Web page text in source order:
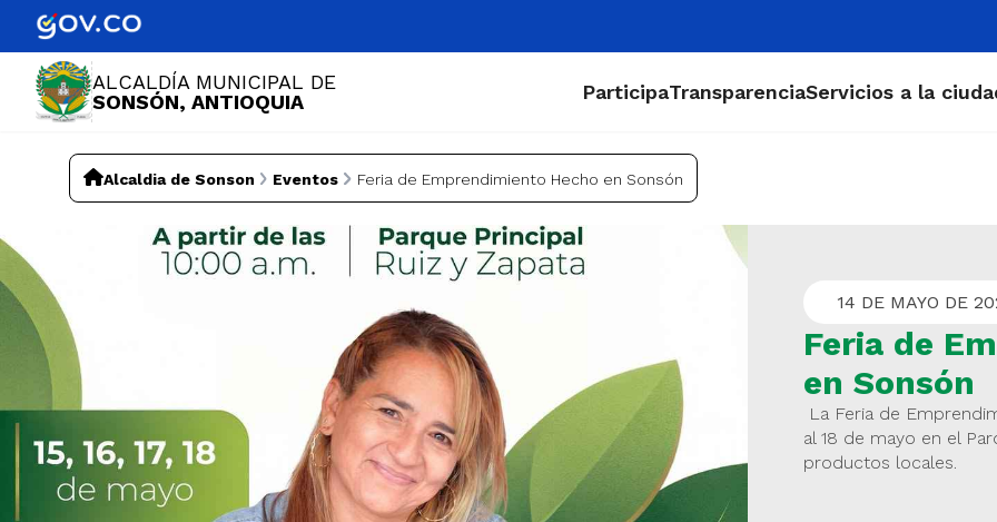
ALCALDÍA MUNICIPAL DE
SONSÓN, ANTIOQUIA
ParticipaTransparenciaServicios a la
Alcaldia de Sonson Eventos Feria de Emprendimiento Hecho en Sonsón
14 DE MAYO DE
Feria de
en Sonsón
La Feria de
al 18 de mayo en el
productos locales.